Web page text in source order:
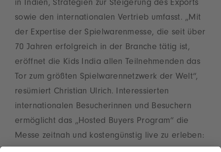
in Indien, Strategien zur Steigerung des Exports
sowie den internationalen Vertrieb umfasst. „Mit
der Expertise der Spielwarenmesse, die seit über
70 Jahren erfolgreich in der Branche tätig ist,
eröffnet die Kids India allen Teilnehmenden das
Tor zum größten Spielwarennetzwerk der Welt“,
resümiert Christian Ulrich. Interessierten
internationalen Besucherinnen und Besuchern
ermöglicht das „Hosted Buyers Program“ die
Messe zeitnah und kostengünstig live zu erleben: